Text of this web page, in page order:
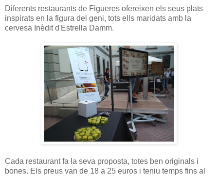
Diferents restaurants de Figueres ofereixen els seus plats
inspirats en la figura del geni, tots ells maridats amb la
cervesa Inèdit d'Estrella Damm.
Cada restaurant fa la seva proposta, totes ben originals i
bones. Els preus van de 18 a 25 euros i teniu temps fins al